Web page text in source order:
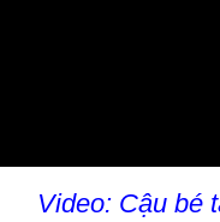
Video: Cậu bé